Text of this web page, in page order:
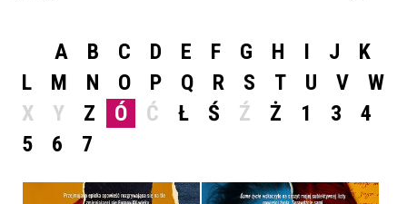
A B C D E F G H I J
K
L
M N O P Q R S T U V
W
X
Y Z Ó Ć Ł Ś Ź Ż 1 3
4
5
6 7